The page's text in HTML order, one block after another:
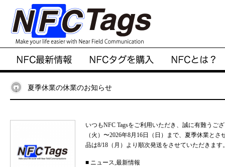
夏季休業の休業のお知らせ
いつもNFC Tagsをご利用いただき、誠に有難う
（火）〜2026年8月16日（日）まで、夏季休業と
品は8/18（月）より順次発送をさせていただきま
■ ニュース,最新情報